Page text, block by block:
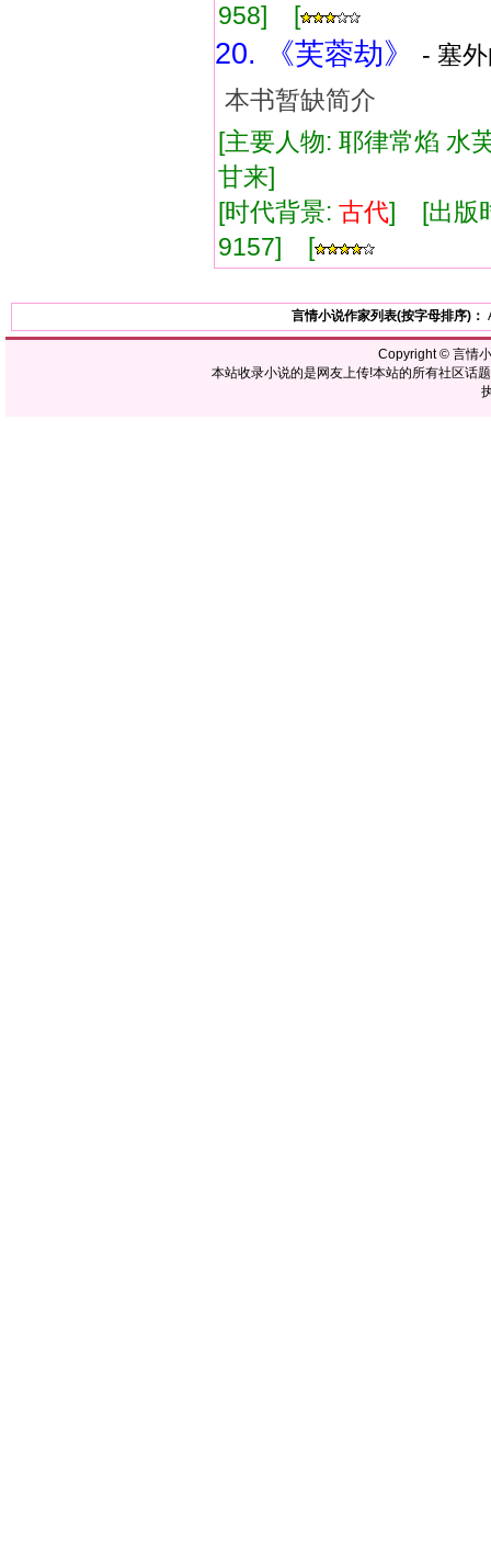
958] [
20. 《芙蓉劫》
- 塞
本书暂缺简介
[主要人物: 耶律常焰
甘来]
[时代背景: 古代] [出版
9157] [
言情小说作家列表(按字母排序)：
Copyright © 言情
本站收录小说的是网友上传!本站的所有社区话